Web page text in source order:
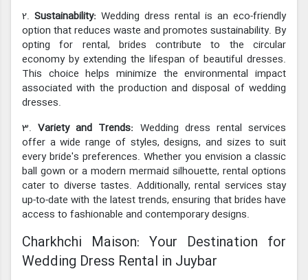
2. Sustainability: Wedding dress rental is an eco-friendly
option that reduces waste and promotes sustainability. By
opting for rental, brides contribute to the circular
economy by extending the lifespan of beautiful dresses.
This choice helps minimize the environmental impact
associated with the production and disposal of wedding
dresses.
3.Variety and Trends: Wedding dress rental services
offer a wide range of styles, designs, and sizes to suit
every bride's preferences. Whether you envision a classic
ball gown or a modern mermaid silhouette, rental options
cater to diverse tastes. Additionally, rental services stay
up-to-date with the latest trends, ensuring that brides have
access to fashionable and contemporary designs.
Charkhchi Maison: Your Destination for
Wedding Dress Rental in Juybar